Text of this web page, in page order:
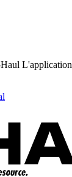
L'application